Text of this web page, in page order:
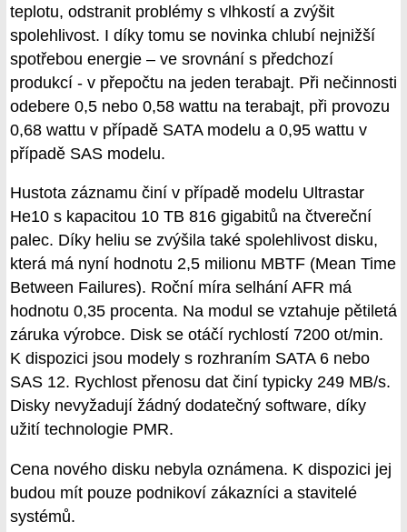
teplotu, odstranit problémy s vlhkostí a zvýšit
spolehlivost. I díky tomu se novinka chlubí nejnižší
spotřebou energie – ve srovnání s předchozí
produkcí - v přepočtu na jeden terabajt. Při nečinnosti
odebere 0,5 nebo 0,58 wattu na terabajt, při provozu
0,68 wattu v případě SATA modelu a 0,95 wattu v
případě SAS modelu.
Hustota záznamu činí v případě modelu Ultrastar
He10 s kapacitou 10 TB 816 gigabitů na čtvereční
palec. Díky heliu se zvýšila také spolehlivost disku,
která má nyní hodnotu 2,5 milionu MBTF (Mean Time
Between Failures). Roční míra selhání AFR má
hodnotu 0,35 procenta. Na modul se vztahuje pětiletá
záruka výrobce. Disk se otáčí rychlostí 7200 ot/min.
K dispozici jsou modely s rozhraním SATA 6 nebo
SAS 12. Rychlost přenosu dat činí typicky 249 MB/s.
Disky nevyžadují žádný dodatečný software, díky
užití technologie PMR.
Cena nového disku nebyla oznámena. K dispozici jej
budou mít pouze podnikoví zákazníci a stavitelé
systémů.